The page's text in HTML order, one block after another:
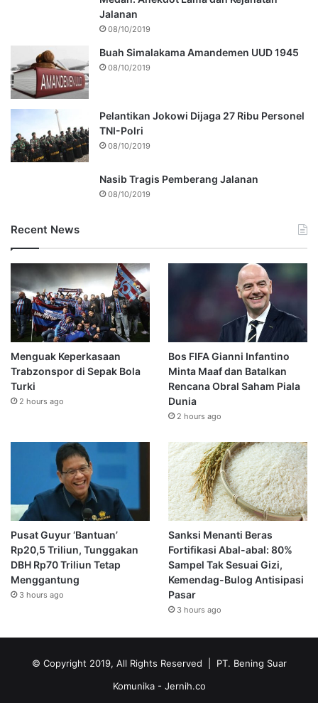
Jalanan
08/10/2019
Buah Simalakama Amandemen UUD 1945
08/10/2019
Pelantikan Jokowi Dijaga 27 Ribu Personel
TNI-Polri
08/10/2019
Nasib Tragis Pemberang Jalanan
08/10/2019
Recent News
Menguak Keperkasaan
Trabzonspor di Sepak Bola
Turki
2 hours ago
Bos FIFA Gianni Infantino
Minta Maaf dan Batalkan
Rencana Obral Saham Piala
Dunia
2 hours ago
Pusat Guyur ‘Bantuan’
Rp20,5 Triliun, Tunggakan
DBH Rp70 Triliun Tetap
Menggantung
3 hours ago
Sanksi Menanti Beras
Fortifikasi Abal-abal: 80%
Sampel Tak Sesuai Gizi,
Kemendag-Bulog Antisipasi
Pasar
3 hours ago
© Copyright 2019, All Rights Reserved | PT. Bening Suar
Komunika - Jernih.co